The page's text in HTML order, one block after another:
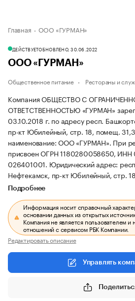
Главная ООО «ГУРМАН»
ДЕЙСТВУЕТОБНОВЛЕНО, 30.06.2022
ООО «ГУРМАН»
Общественное питание Рестораны и
Компания ОБЩЕСТВО С
ОТВЕТСТВЕННОСТЬЮ «ГУРМАН»
03.10.2018 г. по адресу респ.
пр-кт Юбилейный, стр. 18, помещ.
наименование: ООО «ГУРМАН». При
присвоен ОГРН 1180280058650,
026401001. Юридический адрес:
Нефтекамск, пр-кт Юбилейный, стр.
Подробнее
Информация носит справочный
основании данных из открытых
Компания не является пользователем и
отношений с сервисом РБК Компании.
Редактировать описание
Управлять